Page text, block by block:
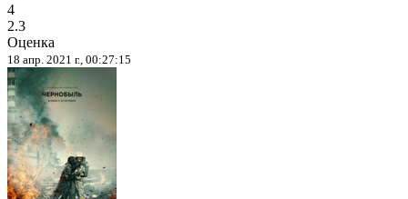
4
2.3
Оценка
18 апр. 2021 г., 00:27:15